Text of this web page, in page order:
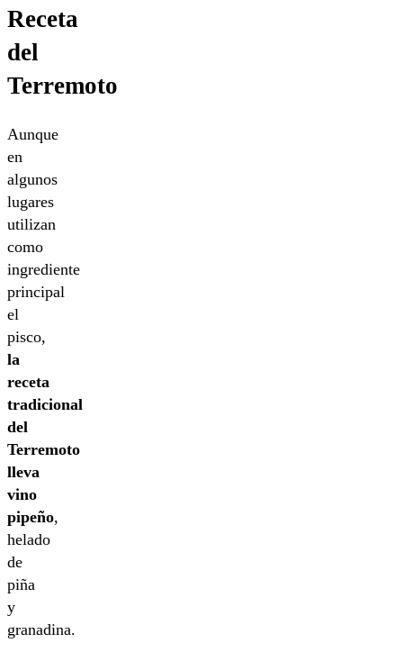
Receta
del
Terremoto
Aunque
en
algunos
lugares
utilizan
como
ingrediente
principal
el
pisco,
la
receta
tradicional
del
Terremoto
lleva
vino
pipeño,
helado
de
piña
y
granadina.